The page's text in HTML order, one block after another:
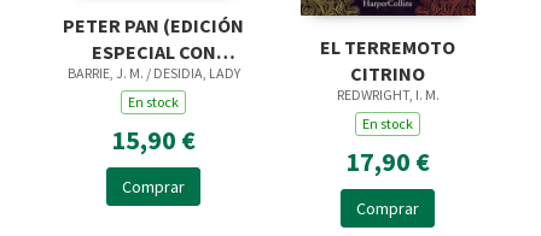
PETER PAN (EDICIÓN
ESPECIAL CON
CANTOS TINTADOS)
BARRIE, J. M. / DESIDIA, LADY
En stock
15,90 €
Comprar
EL TERREMOTO
CITRINO
REDWRIGHT, I. M.
En stock
17,90 €
Comprar